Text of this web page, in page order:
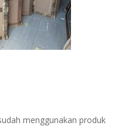
menggunakan produk